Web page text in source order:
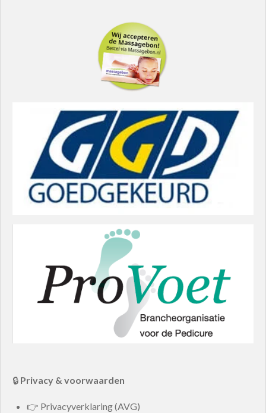
🔒 Privacy & voorwaarden
👉 Privacyverklaring (AVG)